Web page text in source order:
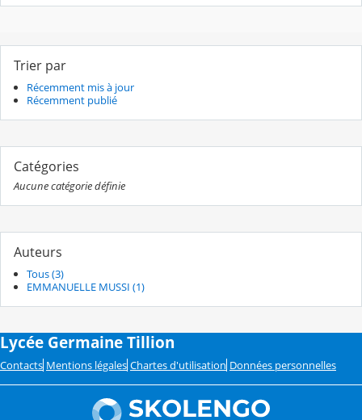
Trier par
Récemment mis à jour
Récemment publié
Catégories
Aucune catégorie définie
Auteurs
Tous (3)
EMMANUELLE MUSSI (1)
Lycée Germaine Tillion
Contacts Mentions légales Chartes d'utilisation Données personnelles